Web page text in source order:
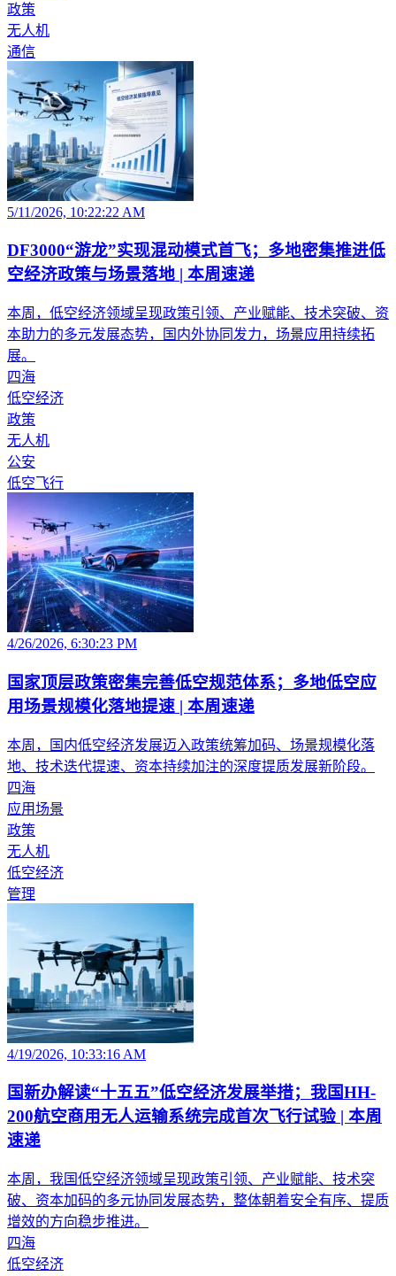
政策
无人机
通信
5/11/2026, 10:22:22 AM
DF3000“游龙”实现混动模式首飞；多地密集推进低
空经济政策与场景落地 | 本周速递
本周，低空经济领域呈现政策引领、产业赋能、技术突破、资
本助力的多元发展态势，国内外协同发力，场景应用持续拓
展。
四海
低空经济
政策
无人机
公安
低空飞行
4/26/2026, 6:30:23 PM
国家顶层政策密集完善低空规范体系；多地低空应
用场景规模化落地提速 | 本周速递
本周，国内低空经济发展迈入政策统筹加码、场景规模化落
地、技术迭代提速、资本持续加注的深度提质发展新阶段。
四海
应用场景
政策
无人机
低空经济
管理
4/19/2026, 10:33:16 AM
国新办解读“十五五”低空经济发展举措；我国HH-
200航空商用无人运输系统完成首次飞行试验 | 本周
速递
本周，我国低空经济领域呈现政策引领、产业赋能、技术突
破、资本加码的多元协同发展态势，整体朝着安全有序、提质
增效的方向稳步推进。
四海
低空经济